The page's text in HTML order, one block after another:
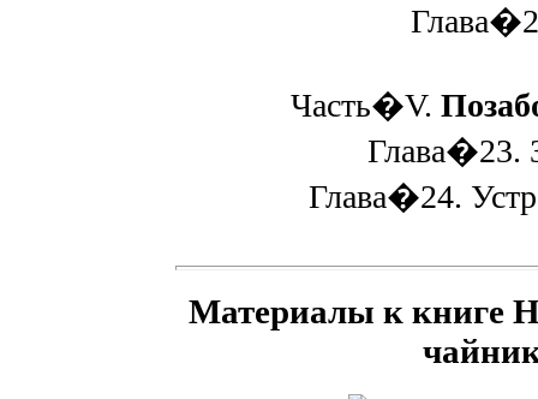
Часть�V.
Глава�23.
Глава�24.
Материалы к книге